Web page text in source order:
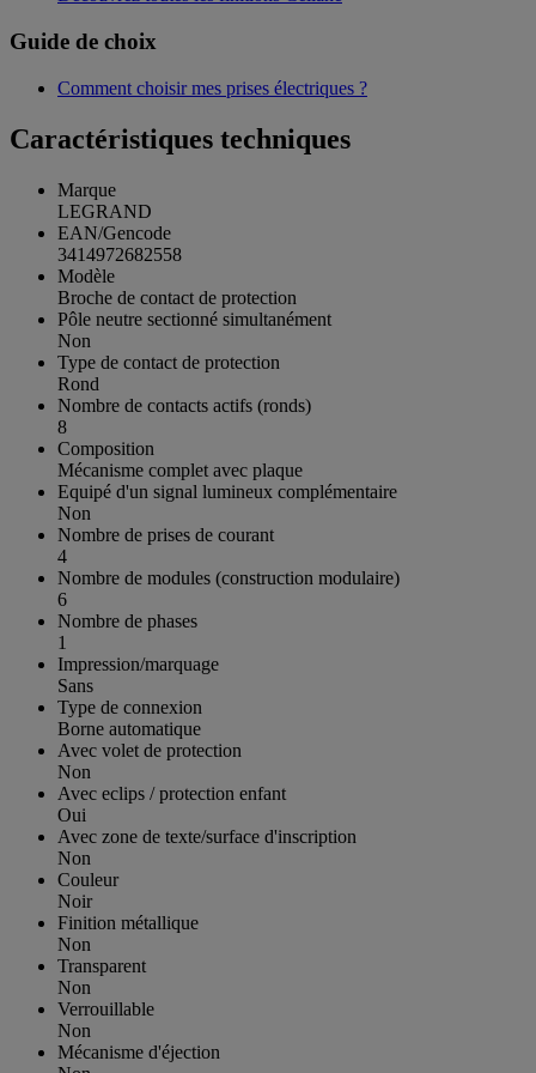
Guide de choix
Comment choisir mes prises électriques ?
Caractéristiques techniques
Marque
LEGRAND
EAN/Gencode
3414972682558
Modèle
Broche de contact de protection
Pôle neutre sectionné simultanément
Non
Type de contact de protection
Rond
Nombre de contacts actifs (ronds)
8
Composition
Mécanisme complet avec plaque
Equipé d'un signal lumineux complémentaire
Non
Nombre de prises de courant
4
Nombre de modules (construction modulaire)
6
Nombre de phases
1
Impression/marquage
Sans
Type de connexion
Borne automatique
Avec volet de protection
Non
Avec eclips / protection enfant
Oui
Avec zone de texte/surface d'inscription
Non
Couleur
Noir
Finition métallique
Non
Transparent
Non
Verrouillable
Non
Mécanisme d'éjection